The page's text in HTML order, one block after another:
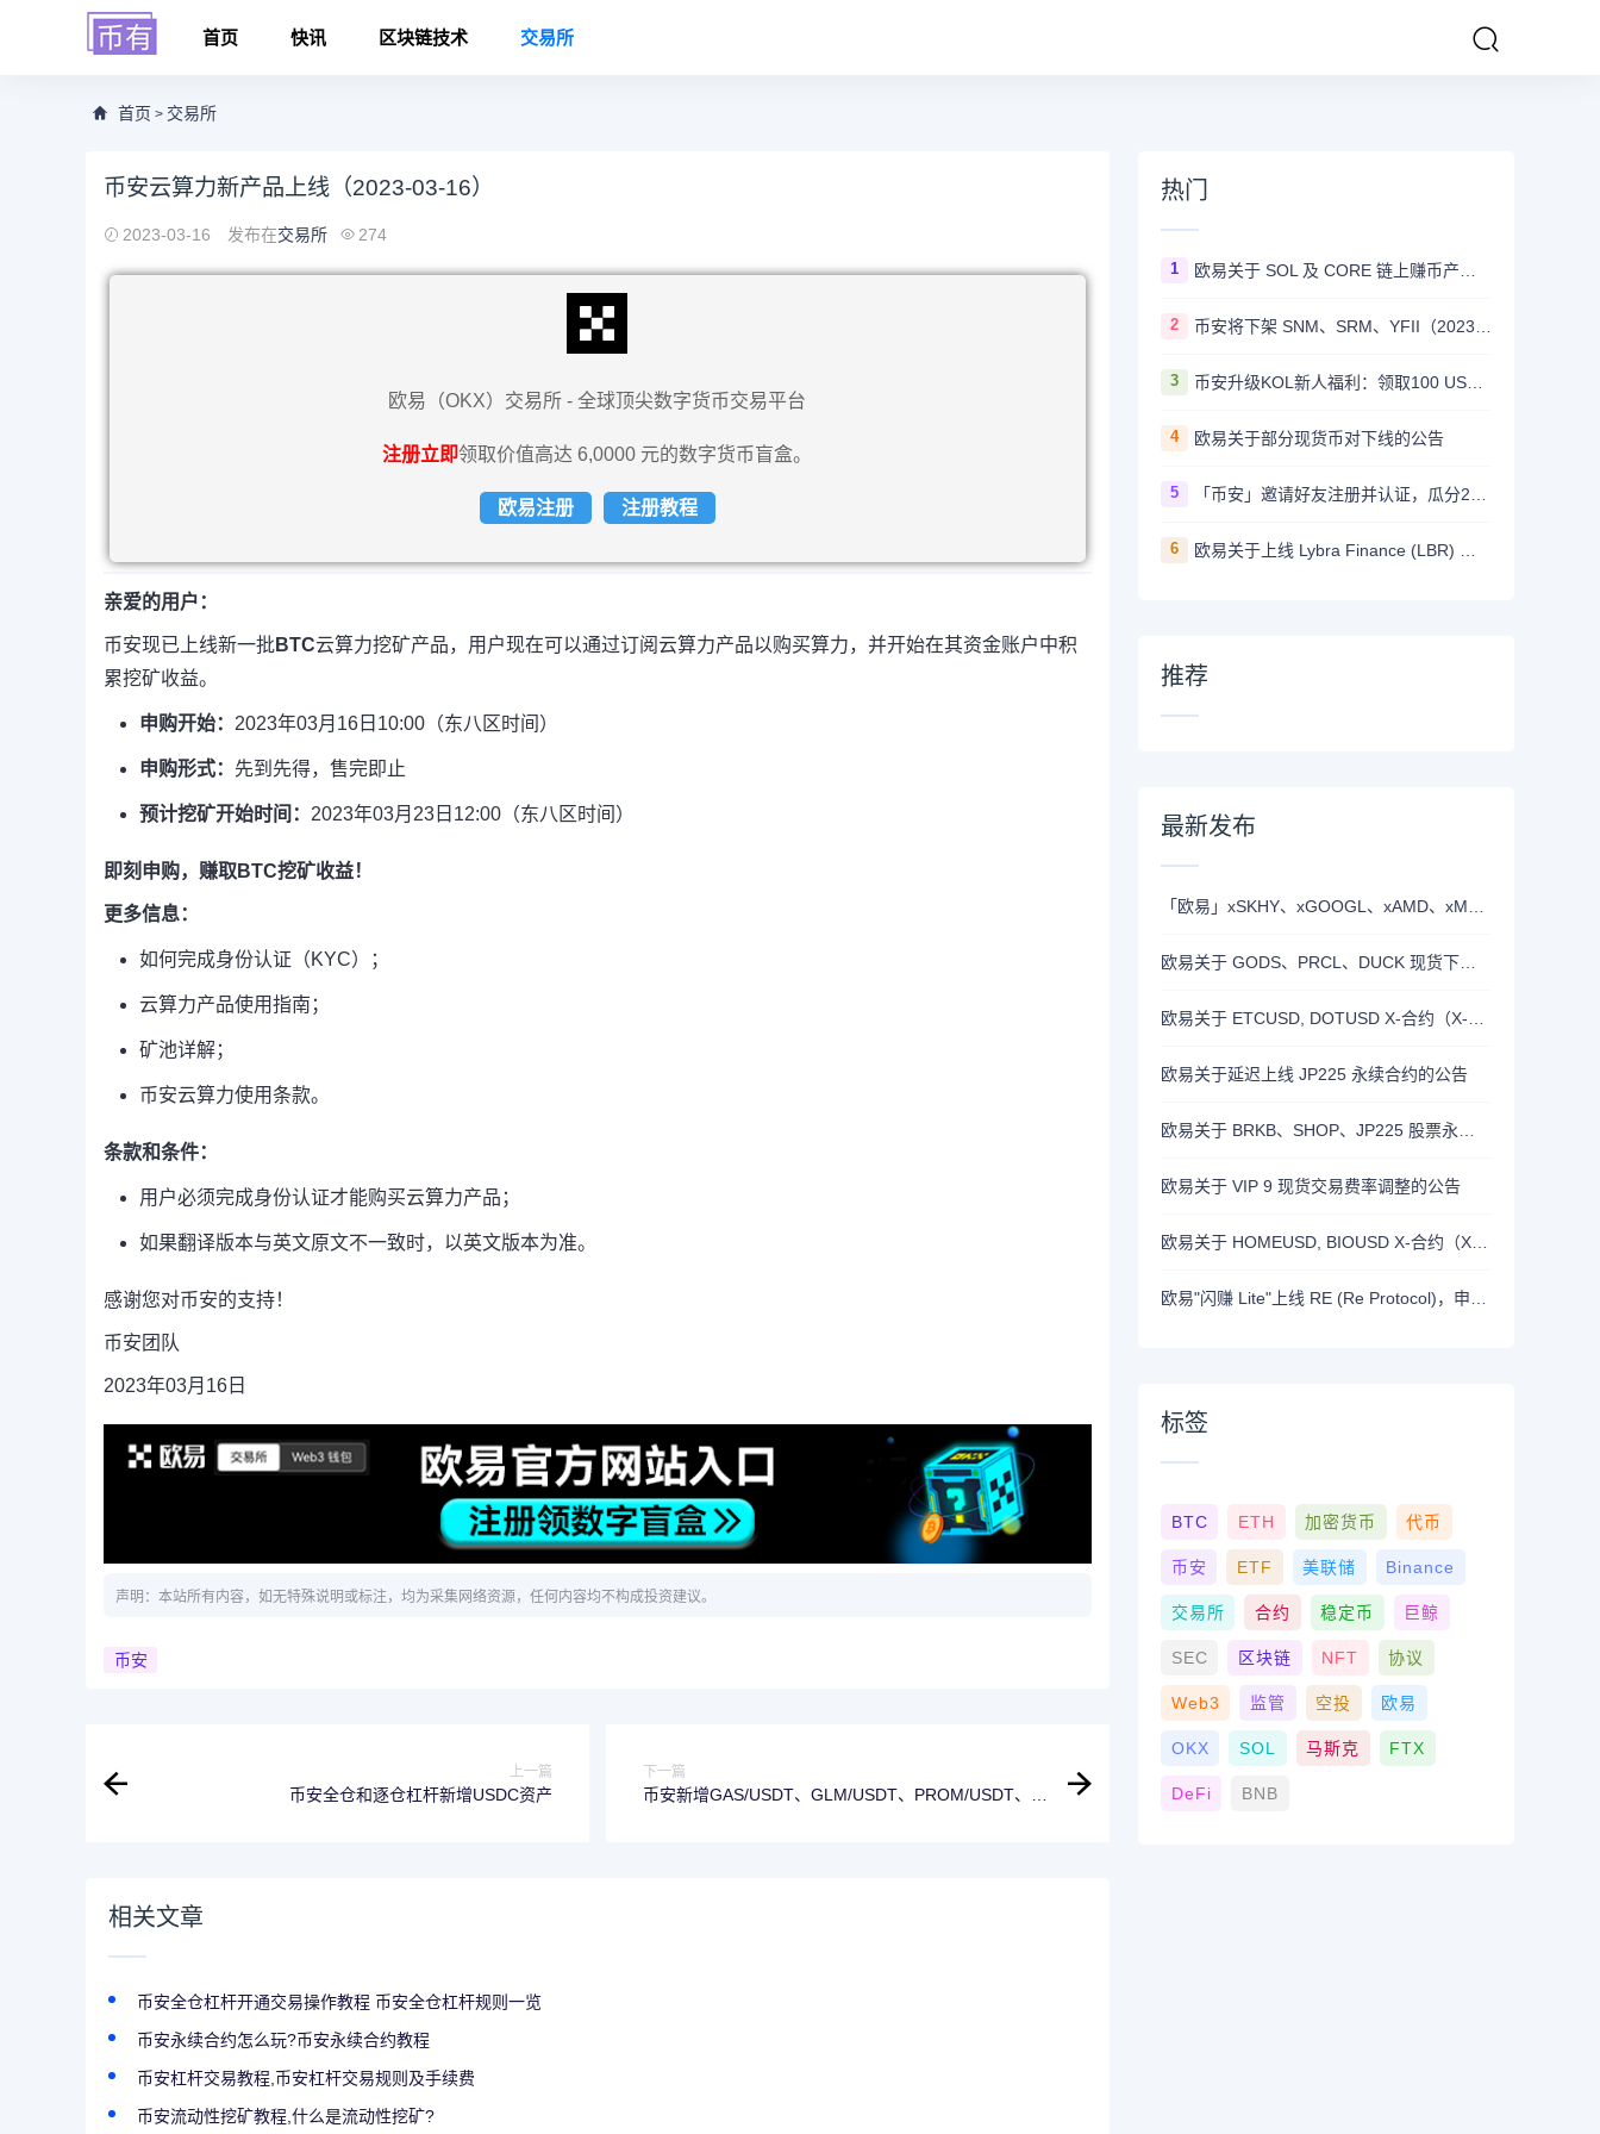
首页 快讯 区块链技术 交易所
首页 > 交易所
币安云算力新产品上线（2023-03-16）
2023-03-16 发布在交易所 274
欧易（OKX）交易所 - 全球顶尖数字货币交易平台
注册立即领取价值高达 6,0000 元的数字货币盲盒。
欧易注册 注册教程
亲爱的用户：
币安现已上线新一批BTC云算力挖矿产品，用户现在可以通过订阅云算力产品以购买算力，并开始在其资金账户中积
累挖矿收益。
申购开始： 2023年03月16日10:00（东八区时间）
申购形式： 先到先得，售完即止
预计挖矿开始时间： 2023年03月23日12:00（东八区时间）
即刻申购，赚取BTC挖矿收益！
更多信息：
如何完成身份认证（KYC）；
云算力产品使用指南；
矿池详解；
币安云算力使用条款。
条款和条件：
用户必须完成身份认证才能购买云算力产品；
如果翻译版本与英文原文不一致时，以英文版本为准。
感谢您对币安的支持！
币安团队
2023年03月16日
声明：本站所有内容，如无特殊说明或标注，均为采集网络资源，任何内容均不构成投资建议。
币安
上一篇
币安全仓和逐仓杠杆新增USDC资产
下一篇
币安新增GAS/USDT、GLM/USDT、PROM/USDT、
相关文章
币安全仓杠杆开通交易操作教程 币安全仓杠杆规则一览
币安永续合约怎么玩?币安永续合约教程
币安杠杆交易教程,币安杠杆交易规则及手续费
币安流动性挖矿教程,什么是流动性挖矿?
热门
1
2
3 币安升级KOL新人福利：领取100 USDT迎新奖励
4 欧易关于部分现货币对下线的公告
5
6
推荐
最新发布
欧易关于延迟上线 JP225 永续合约的公告
欧易关于 VIP 9 现货交易费率调整的公告
标签
BTC ETH 加密货币 代币
币安 ETF 美联储 Binance
交易所 合约 稳定币 巨鲸
SEC 区块链 NFT 协议
Web3 监管 空投 欧易
OKX SOL 马斯克 FTX
DeFi BNB